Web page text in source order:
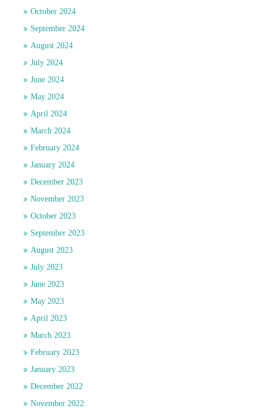
October 2024
September 2024
August 2024
July 2024
June 2024
May 2024
April 2024
March 2024
February 2024
January 2024
December 2023
November 2023
October 2023
September 2023
August 2023
July 2023
June 2023
May 2023
April 2023
March 2023
February 2023
January 2023
December 2022
November 2022